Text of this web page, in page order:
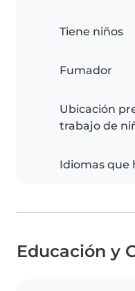
Tiene niños
Fumador
Ubicación
trabajo de
Idiomas que
Educación y